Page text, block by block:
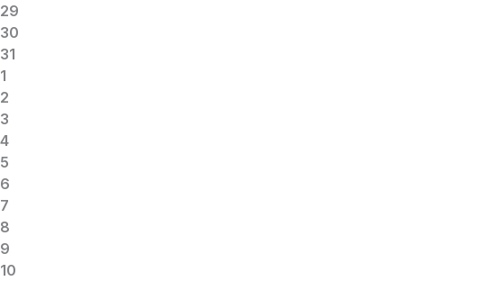
29
30
31
1
2
3
4
5
6
7
8
9
10